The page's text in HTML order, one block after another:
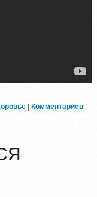
Комментариев